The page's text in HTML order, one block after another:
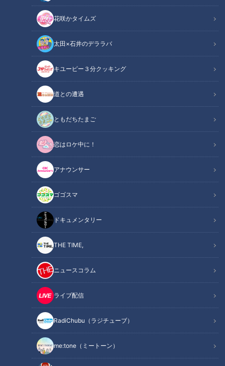
花咲かタイムズ
太田×石井のデララバ
キユーピー３分クッキング
道との遭遇
ともだちたまご
恋はロケ中に！
アナウンサー
ゴゴスマ
ドキュメンタリー
THE TIME,
ニュースコラム
ライブ配信
RadiChubu（ラジチューブ）
me:tone（ミートーン）
人気アイドルグループ「嵐」。6月5日放送『ＣＢＣラジオ #プ
ラス！』では、芸能記者の中西正男さんがあらためて嵐の足跡
を振り返るとともに、嵐が去った後のエンタメ業界はどうなる
のかについて解説しました。聞き手はフリーアナウンサーの天
野なな実と竹地祐治アナウンサーです。
関連リンク この記事をradiko（ラジコ）で聴く
まさに国民的人気アイドル
エンタメの細分化
活動終了の翌日も
オススメ関連コンテンツ
まさに国民的人気アイドル
活動停止後、あらゆるメディアで放送されていますので、嵐の
すごさはあらためて語るまでもありませんが、中西さんは「最
初のメンバーでアイドルをアイドルのまま完走したのは、嵐が
最初で最後だろう」と評しました。
昔、アイドルグループはある程度の年齢になると解散となって
いましたが、SMAP以降、30代や40代になっても活動を続け
ることはできました。